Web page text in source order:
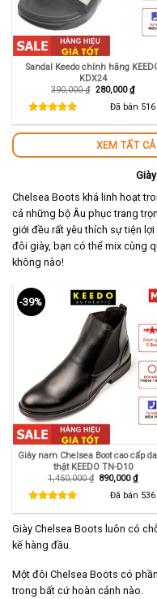
Sandal Keedo chính hãng
KDX24
390,000₫ Giá
280,000₫Giá
hiện
tại
Đã bán 516
XEM TẤT
Chelsea Boots khá linh hoạt
cả những bộ Âu phục trang
giới đều rất yêu thích sự tiện
đôi giày, bạn có thể mix cùng
không nào!
-39%
Giày nam Chelsea Boot cao cấp
thật KEEDO TN-D10
1,450,000₫ Giá
890,000₫Giá
hiện
tại
Đã bán 536
Giày Chelsea Boots luôn có
kế hàng đầu.
Một đôi Chelsea Boots có
trong bất cứ hoàn cảnh nào.